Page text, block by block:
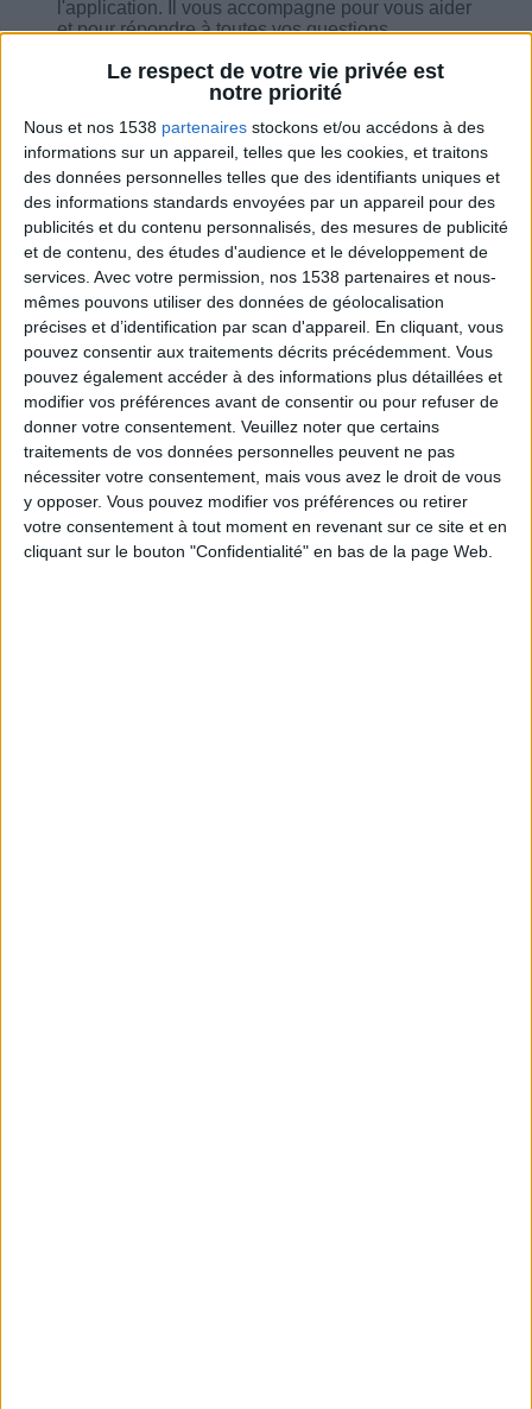
Le respect de votre vie privée est
notre priorité
Nous et nos 1538 partenaires stockons et/ou accédons à des
informations sur un appareil, telles que les cookies, et traitons
des données personnelles telles que des identifiants uniques et
des informations standards envoyées par un appareil pour des
publicités et du contenu personnalisés, des mesures de publicité
et de contenu, des études d'audience et le développement de
services. Avec votre permission, nos 1538 partenaires et nous-
mêmes pouvons utiliser des données de géolocalisation
précises et d’identification par scan d'appareil. En cliquant, vous
pouvez consentir aux traitements décrits précédemment. Vous
pouvez également accéder à des informations plus détaillées et
modifier vos préférences avant de consentir ou pour refuser de
donner votre consentement. Veuillez noter que certains
traitements de vos données personnelles peuvent ne pas
nécessiter votre consentement, mais vous avez le droit de vous
y opposer. Vous pouvez modifier vos préférences ou retirer
votre consentement à tout moment en revenant sur ce site et en
cliquant sur le bouton "Confidentialité" en bas de la page Web.
l'application. Il vous accompagne pour vous aider
et pour répondre à toutes vos questions.
Combien de kilos souhaitez-vous perdre ?
5 kilos
De 5 à 10
kilos
Plus de
10 kilos
Service-client & Motivation Voir tout
Les équipes du Service-client et de la
Communauté Savoir Maigrir vous aident
chaque semaine à vous rapprocher
sereinement de votre objectif minceur.
Votre bilan minceur(env. 2